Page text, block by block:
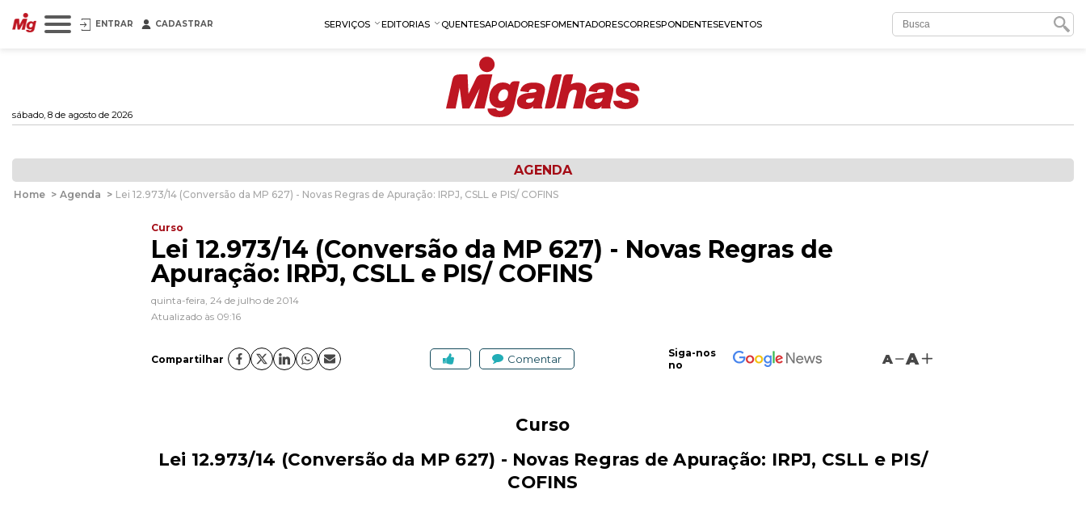
ENTRAR CADASTRAR SERVIÇOS EDITORIAS QUENTESAPOIADORESFOMENTADORESCORRESPONDENTESEVENTOS
sábado, 8 de agosto de 2026
AGENDA
Home > Agenda > Lei 12.973/14 (Conversão da MP 627) - Novas Regras de Apuração: IRPJ, CSLL e PIS/ COFINS
Curso
Lei 12.973/14 (Conversão da MP 627) - Novas Regras de
Apuração: IRPJ, CSLL e PIS/ COFINS
quinta-feira, 24 de julho de 2014
Atualizado às 09:16
Compartilhar Comentar
Siga-nos
no
A A
Curso
Lei 12.973/14 (Conversão da MP 627) - Novas Regras de Apuração: IRPJ, CSLL e PIS/
COFINS